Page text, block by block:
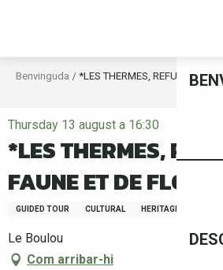
Benvinguda *LES THERMES, REFUGE DE
Thursday 13 august a 16:30
*LES THERMES,
FAUNE ET DE FLORE
GUIDED TOUR CULTURAL HERITAGE
Le Boulou
Com arribar-hi